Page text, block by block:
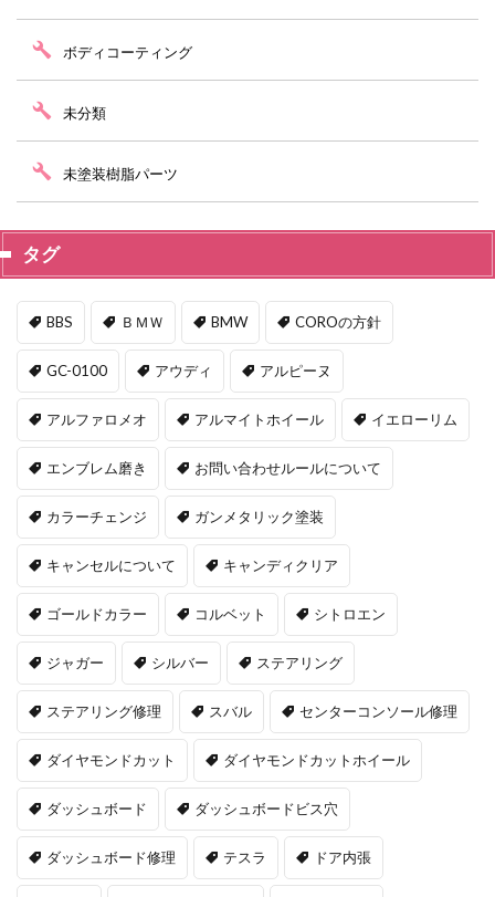
ボディコーティング
未分類
未塗装樹脂パーツ
タグ
BBS ＢＭＷ BMW COROの方針
GC-0100 アウディ アルピーヌ
アルファロメオ アルマイトホイール イエローリム
エンブレム磨き お問い合わせルールについて
カラーチェンジ ガンメタリック塗装
キャンセルについて キャンディクリア
ゴールドカラー コルベット シトロエン
ジャガー シルバー ステアリング
ステアリング修理 スバル センターコンソール修理
ダイヤモンドカット ダイヤモンドカットホイール
ダッシュボード ダッシュボードビス穴
ダッシュボード修理 テスラ ドア内張